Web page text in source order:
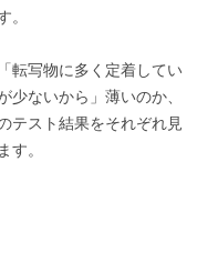
。
転写物に多く定着してい
少ないから」薄いのか、
テスト結果をそれぞれ見
す。